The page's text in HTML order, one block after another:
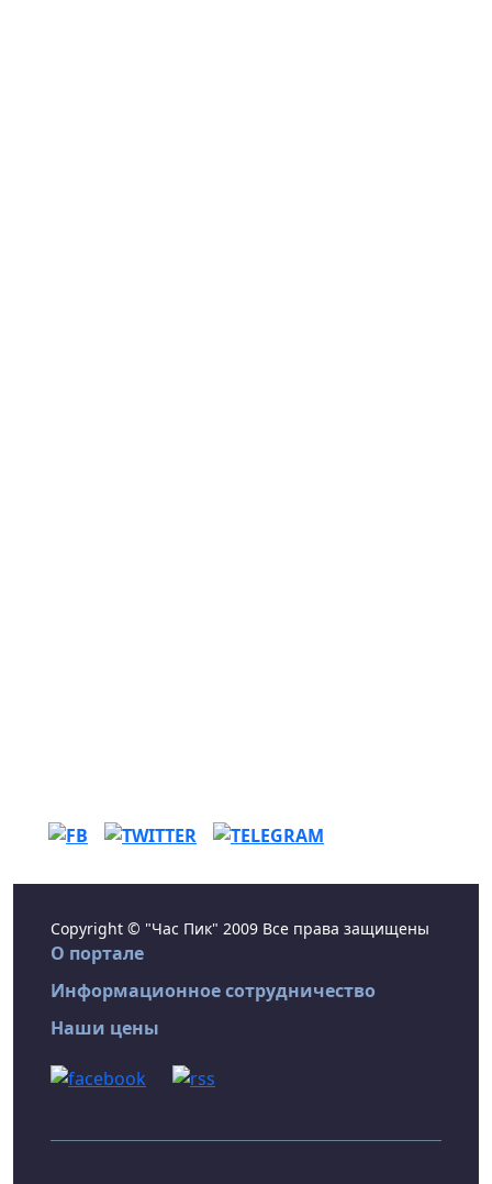
Copyright © "Час Пик" 2009 Все права защищены
О портале
Информационное сотрудничество
Наши цены